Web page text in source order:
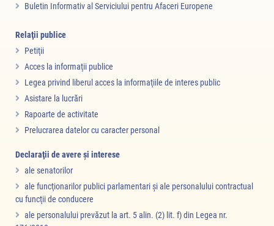
Buletin Informativ al Serviciului pentru Afaceri Europene
Relaţii publice
Petiţii
Acces la informaţii publice
Legea privind liberul acces la informaţiile de interes public
Asistare la lucrări
Rapoarte de activitate
Prelucrarea datelor cu caracter personal
Declaraţii de avere şi interese
ale senatorilor
ale funcţionarilor publici parlamentari şi ale personalului contractual
cu funcţii de conducere
ale personalului prevăzut la art. 5 alin. (2) lit. f) din Legea nr.